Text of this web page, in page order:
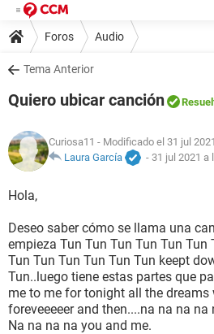
Foros Audio
Tema Anterior
Quiero ubicar canción
Curiosa11 - Modificado el 31 jul
Laura García
- 31 jul 2021 a
Hola,
Deseo saber cómo se llama una
empieza Tun Tun Tun Tun Tun Tun
Tun Tun Tun Tun Tun Tun keept
Tun..luego tiene estas partes que
me to me for tonight all the dreams
foreveeeeer and then....na na na
Na na na na you and me.